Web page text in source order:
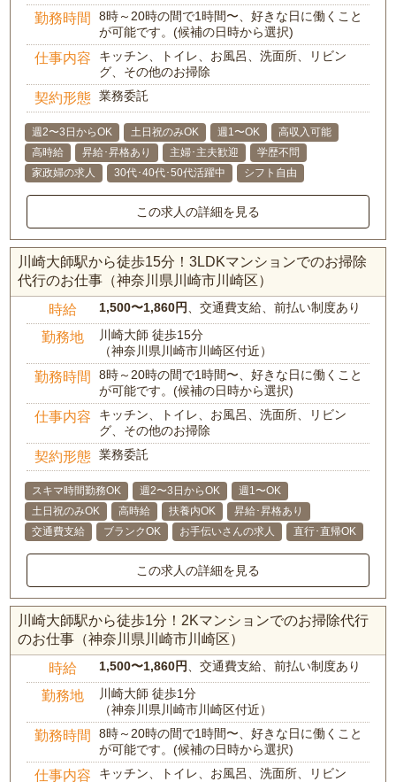
勤務時間
8時～20時の間で1時間〜、好きな日に働くこと
が可能です。(候補の日時から選択)
仕事内容
キッチン、トイレ、お風呂、洗面所、リビン
グ、その他のお掃除
契約形態 業務委託
週2〜3日からOK 土日祝のみOK 週1〜OK
高収入可能
高時給
昇給･昇格あり 主婦･主夫歓迎
学歴不問
家政婦の求人
30代･40代･50代活躍中 シフト自由
この求人の詳細を見る
川崎大師駅から徒歩15分！3LDKマンションでのお掃除
代行のお仕事（神奈川県川崎市川崎区）
時給 1,500〜1,860円 、交通費支給、前払い制度あり
勤務地
川崎大師 徒歩15分
（神奈川県川崎市川崎区付近）
勤務時間
8時～20時の間で1時間〜、好きな日に働くこと
が可能です。(候補の日時から選択)
仕事内容
キッチン、トイレ、お風呂、洗面所、リビン
グ、その他のお掃除
契約形態 業務委託
スキマ時間勤務OK 週2〜3日からOK
週1〜OK
土日祝のみOK
高時給 扶養内OK
昇給･昇格あり
交通費支給
ブランクOK お手伝いさんの求人 直行･直帰OK
この求人の詳細を見る
川崎大師駅から徒歩1分！2Kマンションでのお掃除代行
のお仕事（神奈川県川崎市川崎区）
時給 1,500〜1,860円 、交通費支給、前払い制度あり
勤務地
川崎大師 徒歩1分
（神奈川県川崎市川崎区付近）
勤務時間
8時～20時の間で1時間〜、好きな日に働くこと
が可能です。(候補の日時から選択)
仕事内容
キッチン、トイレ、お風呂、洗面所、リビン